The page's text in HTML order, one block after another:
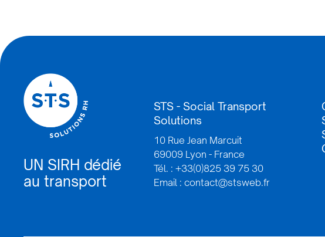
UN SIRH dédié
au transport
STS - Social Transport
Solutions
10 Rue Jean Marcuit
69009 Lyon - France
Tél. : +33(0)825 39 75 30
Email : contact@stsweb.fr